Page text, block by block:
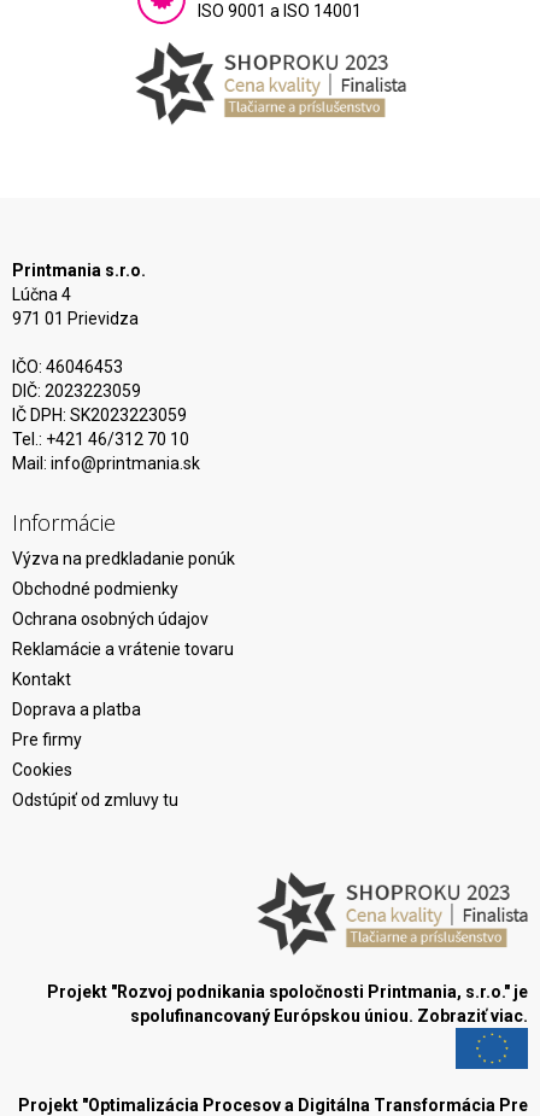
ISO 9001 a ISO 14001
Printmania s.r.o.
Lúčna 4
971 01 Prievidza
IČO: 46046453
DIČ: 2023223059
IČ DPH: SK2023223059
Tel.: +421 46/312 70 10
Mail: info@printmania.sk
Informácie
Výzva na predkladanie ponúk
Obchodné podmienky
Ochrana osobných údajov
Reklamácie a vrátenie tovaru
Kontakt
Doprava a platba
Pre firmy
Cookies
Odstúpiť od zmluvy tu
Projekt "Rozvoj podnikania spoločnosti Printmania, s.r.o." je
spolufinancovaný Európskou úniou. Zobraziť viac.
Projekt "Optimalizácia Procesov a Digitálna Transformácia Pre